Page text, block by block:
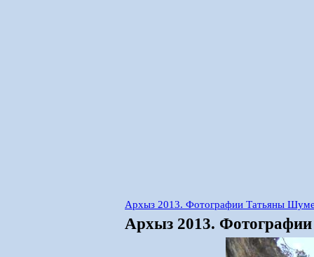
Архыз 2013. Фотографии Татьяны
Архыз 2013.